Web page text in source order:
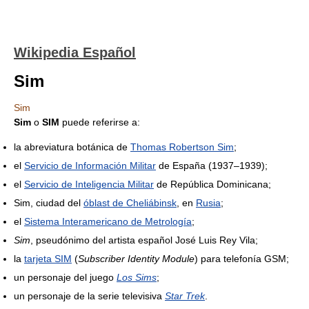
Wikipedia Español
Sim
Sim
Sim o SIM puede referirse a:
la abreviatura botánica de Thomas Robertson Sim;
el Servicio de Información Militar de España (1937–1939);
el Servicio de Inteligencia Militar de República Dominicana;
Sim, ciudad del óblast de Cheliábinsk , en Rusia;
el Sistema Interamericano de Metrología;
Sim , pseudónimo del artista español José Luis Rey Vila;
la tarjeta SIM (Subscriber Identity Module) para telefonía GSM;
un personaje del juego Los Sims;
un personaje de la serie televisiva Star Trek.